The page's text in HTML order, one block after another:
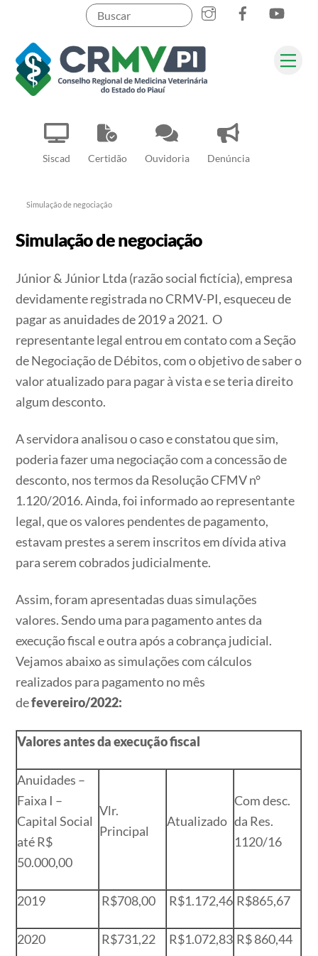
content
Siscad Certidão Ouvidoria Denúncia
InstagramFacebook
Pesquisar
Simulação de negociação
Simulação de negociação
Júnior & Júnior Ltda (razão social fictícia), empresa
devidamente registrada no CRMV-PI, esqueceu de
pagar as anuidades de 2019 a 2021. O
representante legal entrou em contato com a Seção
de Negociação de Débitos, com o objetivo de saber o
valor atualizado para pagar à vista e se teria direito
algum desconto.
A servidora analisou o caso e constatou que sim,
poderia fazer uma negociação com a concessão de
desconto, nos termos da Resolução CFMV n°
1.120/2016. Ainda, foi informado ao representante
legal, que os valores pendentes de pagamento,
estavam prestes a serem inscritos em dívida ativa
para serem cobrados judicialmente.
Assim, foram apresentadas duas simulações
valores. Sendo uma para pagamento antes da
execução fiscal e outra após a cobrança judicial.
Vejamos abaixo as simulações com cálculos
realizados para pagamento no mês
defevereiro/2022:
Valores antes da execução fiscal
Anuidades –
Faixa I –
Capital Social
até R$
50.000,00
Vlr.
Principal
Atualizado
Com desc.
da Res.
1120/16
2019 R$708,00 R$1.172,46 R$865,67
2020 R$731,22 R$1.072,83 R$ 860,44